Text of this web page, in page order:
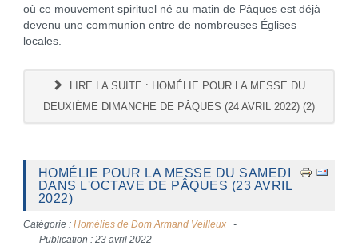
où ce mouvement spirituel né au matin de Pâques est déjà
devenu une communion entre de nombreuses Églises
locales.
LIRE LA SUITE : HOMÉLIE POUR LA MESSE DU
DEUXIÈME DIMANCHE DE PÂQUES (24 AVRIL 2022) (2)
HOMÉLIE POUR LA MESSE DU SAMEDI
DANS L'OCTAVE DE PÂQUES (23 AVRIL
2022)
Catégorie : Homélies de Dom Armand Veilleux
Publication : 23 avril 2022